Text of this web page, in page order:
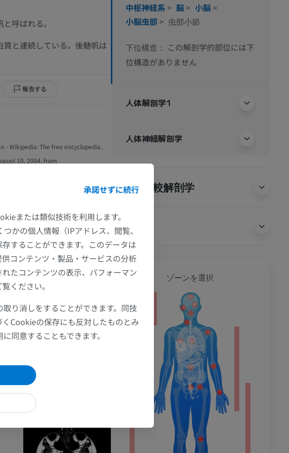
呼ばれる。
と連続している。後髄帆は
報告する
Wikipedia: The free encyclopedia.
10, 2004, from
中枢神経系> 脳> 小脳>
小脳虫部> 虫部小節
下位構造：
この解剖学的部位には下
位構造がありません
人体解剖学1
人体神経解剖学
動物の比較解剖学
翻訳
イラストレーション
プレミアム
X線画像
無料
下肢MRI
プレミアム
ゾーンを選択
承諾せずに続行
または類似技術を利用します。
かの個人情報（IPアドレス、閲覧、
することができます。このデータは
コンテンツ・製品・サービスの分析
たコンテンツの表示、パフォーマン
ください。
り消しをすることができます。同技
Cookieの保存にも反対したものとみ
同意することもできます。